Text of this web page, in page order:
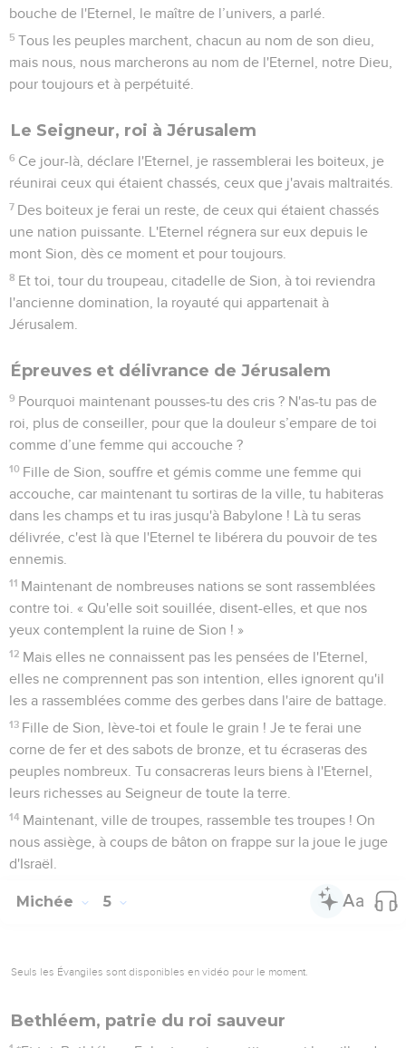
bouche de l'Eternel, le maître de l’univers, a parlé.
5 Tous les peuples marchent, chacun au nom de son dieu,
mais nous, nous marcherons au nom de l'Eternel, notre Dieu,
pour toujours et à perpétuité.
Le Seigneur, roi à Jérusalem
6 Ce jour-là, déclare l'Eternel, je rassemblerai les boiteux, je
réunirai ceux qui étaient chassés, ceux que j'avais maltraités.
7 Des boiteux je ferai un reste, de ceux qui étaient chassés
une nation puissante. L'Eternel régnera sur eux depuis le
mont Sion, dès ce moment et pour toujours.
8 Et toi, tour du troupeau, citadelle de Sion, à toi reviendra
l'ancienne domination, la royauté qui appartenait à
Jérusalem.
Épreuves et délivrance de Jérusalem
9 Pourquoi maintenant pousses-tu des cris ? N'as-tu pas de
roi, plus de conseiller, pour que la douleur s’empare de toi
comme d’une femme qui accouche ?
10 Fille de Sion, souffre et gémis comme une femme qui
accouche, car maintenant tu sortiras de la ville, tu habiteras
dans les champs et tu iras jusqu'à Babylone ! Là tu seras
délivrée, c'est là que l'Eternel te libérera du pouvoir de tes
ennemis.
11 Maintenant de nombreuses nations se sont rassemblées
contre toi. « Qu'elle soit souillée, disent-elles, et que nos
yeux contemplent la ruine de Sion ! »
12 Mais elles ne connaissent pas les pensées de l'Eternel,
elles ne comprennent pas son intention, elles ignorent qu'il
les a rassemblées comme des gerbes dans l'aire de battage.
13 Fille de Sion, lève-toi et foule le grain ! Je te ferai une
corne de fer et des sabots de bronze, et tu écraseras des
peuples nombreux. Tu consacreras leurs biens à l'Eternel,
leurs richesses au Seigneur de toute la terre.
14 Maintenant, ville de troupes, rassemble tes troupes ! On
nous assiège, à coups de bâton on frappe sur la joue le juge
d'Israël.
Michée 5
Seuls les Évangiles sont disponibles en vidéo pour le moment.
Bethléem, patrie du roi sauveur